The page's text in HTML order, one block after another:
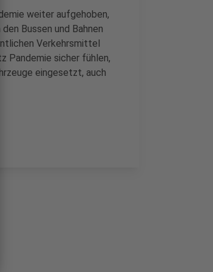
weiter aufgehoben,
Bussen und Bahnen
Verkehrsmittel
Pandemie sicher fühlen,
eingesetzt, auch